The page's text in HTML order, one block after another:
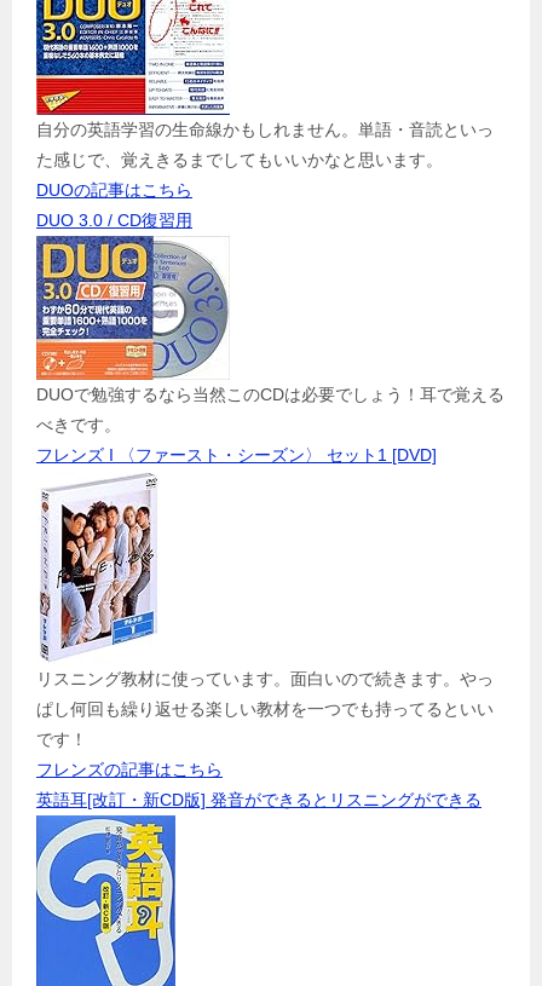
自分の英語学習の生命線かもしれません。単語・音読といっ
た感じで、覚えきるまでしてもいいかなと思います。
DUOの記事はこちら
DUO 3.0 / CD復習用
DUOで勉強するなら当然このCDは必要でしょう！耳で覚える
べきです。
フレンズ I 〈ファースト・シーズン〉 セット1 [DVD]
リスニング教材に使っています。面白いので続きます。やっ
ぱし何回も繰り返せる楽しい教材を一つでも持ってるといい
です！
フレンズの記事はこちら
英語耳[改訂・新CD版] 発音ができるとリスニングができる